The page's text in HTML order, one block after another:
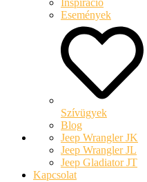
Események
Szívügyek
Blog
Jeep Wrangler JK
Jeep Wrangler JL
Jeep Gladiator JT
Kapcsolat